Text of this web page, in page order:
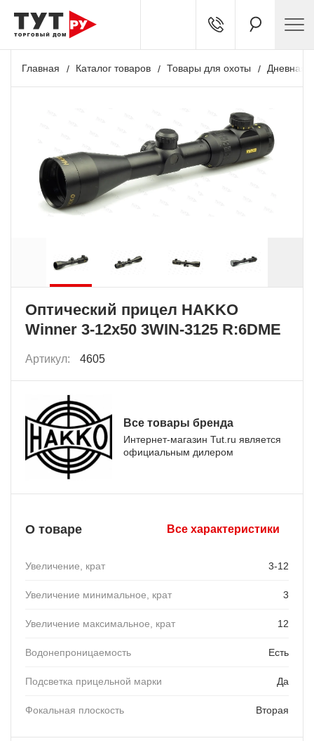
Главная Каталог товаров Товары для охоты Дневная
Оптический прицел HAKKO
Winner 3-12x50 3WIN-3125 R:6DME
Артикул: 4605
Все товары бренда
Интернет-магазин Tut.ru является
официальным дилером
О товаре Все характеристики
Увеличение, крат 3-12
Увеличение минимальное, крат 3
Увеличение максимальное, крат 12
Водонепроницаемость Есть
Подсветка прицельной марки Да
Фокальная плоскость Вторая